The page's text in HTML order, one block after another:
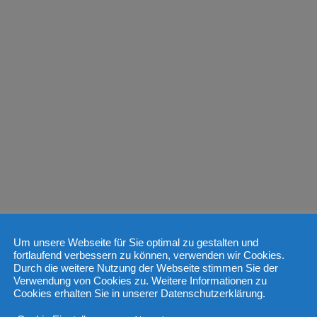
Um unsere Webseite für Sie optimal zu gestalten und
fortlaufend verbessern zu können, verwenden wir Cookies.
Durch die weitere Nutzung der Webseite stimmen Sie der
Verwendung von Cookies zu. Weitere Informationen zu
Cookies erhalten Sie in unserer Datenschutzerklärung.